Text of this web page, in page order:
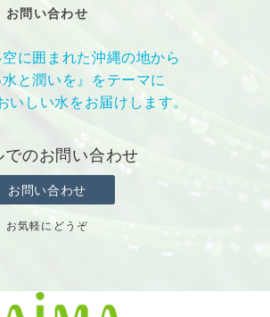
お問い合わせ
に囲まれた沖縄の地から
水と潤いを』をテーマに
いしい水をお届けします。
でのお問い合わせ
お問い合わせ
お気軽にどうぞ